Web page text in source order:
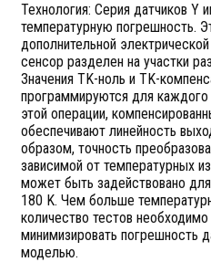
Технология: Серия датчиков Y
температурную погрешность.
дополнительной
сенсор разделен на участки
Значения TK-ноль и TK-
программируются для
этой операции,
обеспечивают линейность
образом, точность
зависимой от температурных
может быть задействовано
180 K. Чем больше
количество тестов
минимизировать погрешность
моделью.